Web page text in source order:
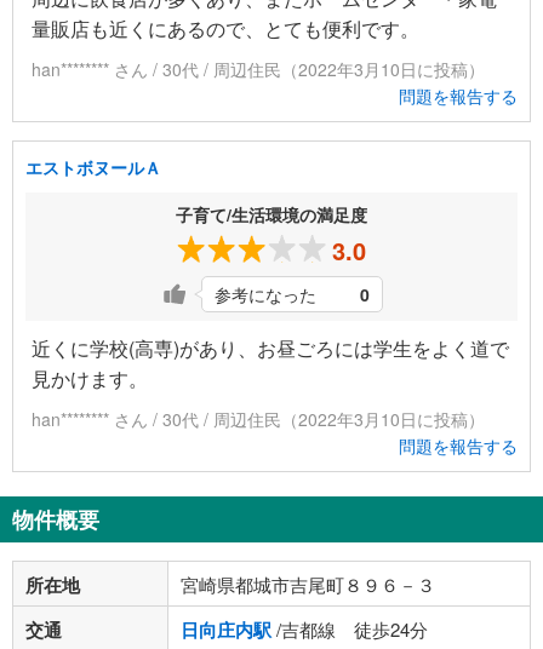
量販店も近くにあるので、とても便利です。
han******** さん / 30代 / 周辺住民（2022年3月10日に投稿）
問題を報告する
エストボヌールＡ
子育て/生活環境の満足度
3.0
参考になった 0
近くに学校(高専)があり、お昼ごろには学生をよく道で
見かけます。
han******** さん / 30代 / 周辺住民（2022年3月10日に投稿）
問題を報告する
物件概要
所在地 宮崎県都城市吉尾町８９６－３
交通 日向庄内駅/吉都線 徒歩24分